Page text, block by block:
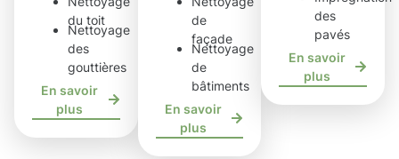
du toit
Nettoyage
des
gouttières
En savoir
plus
de
façade
Nettoyage
de
bâtiments
En savoir
plus
des
pavés
En savoir
plus